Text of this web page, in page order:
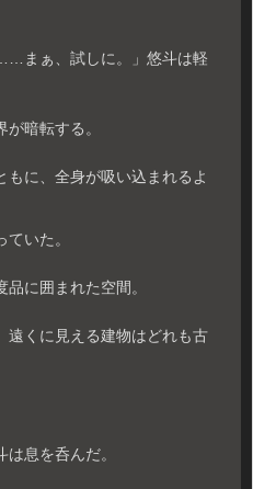
まぁ、試しに。」悠斗は軽
暗転する。
に、全身が吸い込まれるよ
いた。
品に囲まれた空間。
遠くに見える建物はどれも古
息を呑んだ。